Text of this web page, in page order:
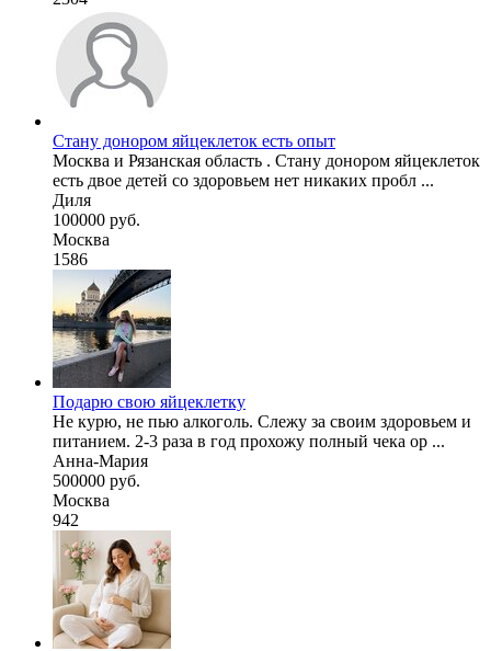
Стану донором яйцеклеток есть опыт
Москва и Рязанская область . Стану донором яйцеклеток
есть двое детей со здоровьем нет никаких пробл ...
Диля
100000 руб.
Москва
1586
Подарю свою яйцеклетку
Не курю, не пью алкоголь. Слежу за своим здоровьем и
питанием. 2-3 раза в год прохожу полный чека ор ...
Анна-Мария
500000 руб.
Москва
942